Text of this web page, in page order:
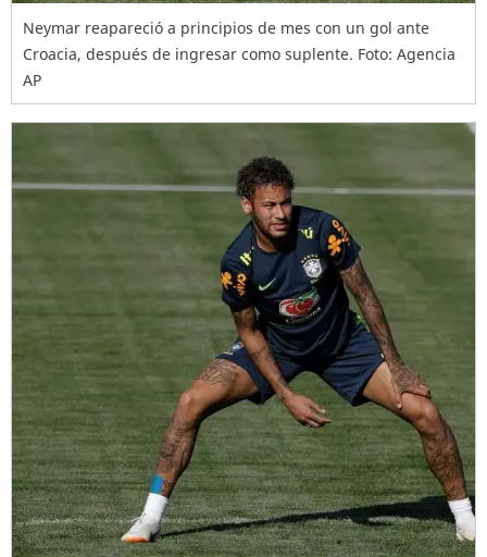
Neymar reapareció a principios de mes con un gol ante
Croacia, después de ingresar como suplente. Foto: Agencia
AP